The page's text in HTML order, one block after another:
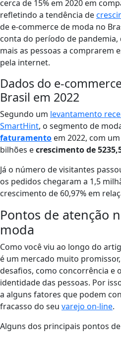
cerca de 15% em 2020 em
refletindo a tendência de
de e-commerce de moda no
conta do período de
mais as pessoas a comprarem
pela internet.
Dados do e-
Brasil em 2022
Segundo um levantamento
SmartHint, o segmento de
faturamento em 2022, com
bilhões ecrescimento de
Já o número de visitantes
os pedidos chegaram a 1,5
crescimento de 60,97% em
Pontos de atenção
moda
Como você viu ao longo do
é um mercado muito
desafios, como concorrência e
identidade das pessoas. Por
a alguns fatores que podem
fracasso do seu varejo on-line.
Alguns dos principais pontos